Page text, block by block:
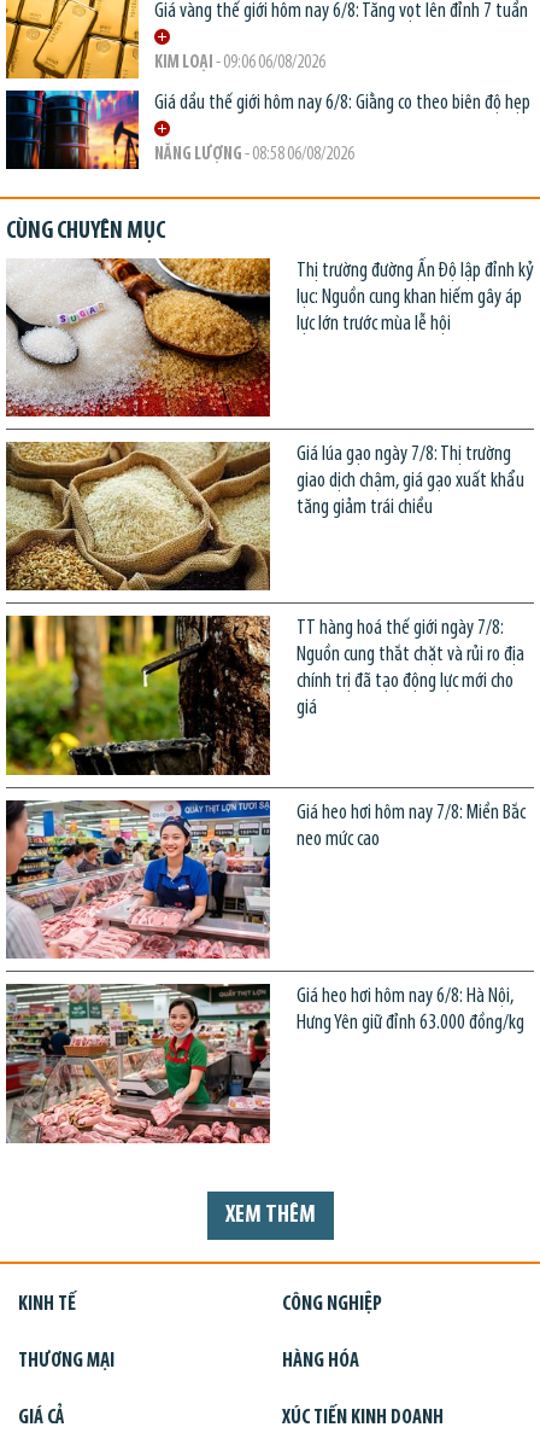
Giá vàng thế giới hôm nay 6/8: Tăng vọt lên đỉnh 7 tuần
KIM LOẠI - 09:06 06/08/2026
Giá dầu thế giới hôm nay 6/8: Giằng co theo biên độ hẹp
NĂNG LƯỢNG - 08:58 06/08/2026
CÙNG CHUYÊN MỤC
Thị trường đường Ấn Độ lập đỉnh kỷ
lục: Nguồn cung khan hiếm gây áp
lực lớn trước mùa lễ hội
Giá lúa gạo ngày 7/8: Thị trường
giao dịch chậm, giá gạo xuất khẩu
tăng giảm trái chiều
TT hàng hoá thế giới ngày 7/8:
Nguồn cung thắt chặt và rủi ro địa
chính trị đã tạo động lực mới cho
giá
Giá heo hơi hôm nay 7/8: Miền Bắc
neo mức cao
Giá heo hơi hôm nay 6/8: Hà Nội,
Hưng Yên giữ đỉnh 63.000 đồng/kg
XEM THÊM
KINH TẾ CÔNG NGHIỆP
THƯƠNG MẠI HÀNG HÓA
GIÁ CẢ XÚC TIẾN KINH DOANH